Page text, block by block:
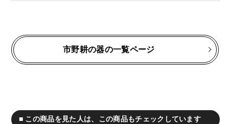
市野耕の器の一覧ページ
■ この商品を見た人は、この商品もチェックしています